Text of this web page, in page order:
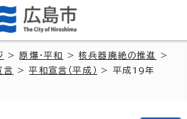
>原爆・平和 >核兵器廃絶の推進
>
言 >平和宣言（平成）
> 平成19年